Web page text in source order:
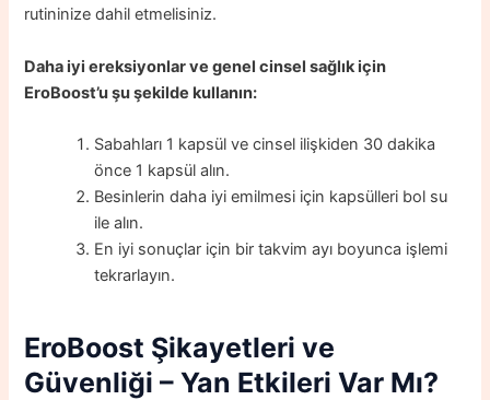
rutininize dahil etmelisiniz.
Daha iyi ereksiyonlar ve genel cinsel sağlık için
EroBoost’u şu şekilde kullanın:
Sabahları 1 kapsül ve cinsel ilişkiden 30 dakika
önce 1 kapsül alın.
Besinlerin daha iyi emilmesi için kapsülleri bol su
ile alın.
En iyi sonuçlar için bir takvim ayı boyunca işlemi
tekrarlayın.
EroBoost Şikayetleri ve
Güvenliği – Yan Etkileri Var Mı?